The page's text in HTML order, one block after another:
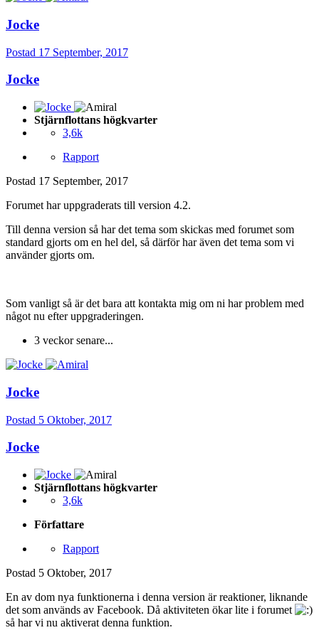
Jocke
Postad 17 September, 2017
Jocke
Stjärnflottans högkvarter
3,6k
Rapport
Postad 17 September, 2017
Forumet har uppgraderats till version 4.2.
Till denna version så har det tema som skickas med forumet som
standard gjorts om en hel del, så därför har även det tema som vi
använder gjorts om.
Som vanligt så är det bara att kontakta mig om ni har problem med
något nu efter uppgraderingen.
3 veckor senare...
Jocke
Postad 5 Oktober, 2017
Jocke
Stjärnflottans högkvarter
3,6k
Författare
Rapport
Postad 5 Oktober, 2017
En av dom nya funktionerna i denna version är reaktioner, liknande
det som används av Facebook. Då aktiviteten ökar lite i forumet
så har vi nu aktiverat denna funktion.